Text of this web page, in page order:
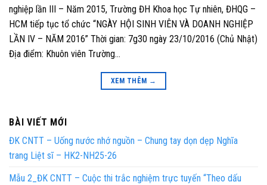
nghiệp lần III – Năm 2015, Trường ĐH Khoa học Tự nhiên, ĐHQG –
HCM tiếp tục tổ chức “NGÀY HỘI SINH VIÊN VÀ DOANH NGHIỆP
LẦN IV – NĂM 2016” Thời gian: 7g30 ngày 23/10/2016 (Chủ Nhật)
Địa điểm: Khuôn viên Trường…
XEM THÊM →
BÀI VIẾT MỚI
ĐK CNTT – Uống nước nhớ nguồn – Chung tay dọn dẹp Nghĩa
trang Liệt sĩ – HK2-NH25-26
Mẫu 2_ĐK CNTT – Cuộc thi trắc nghiệm trực tuyến “Theo dấu